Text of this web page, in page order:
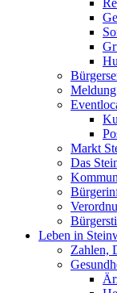
Markt
Das
Leben in
Zahlen,